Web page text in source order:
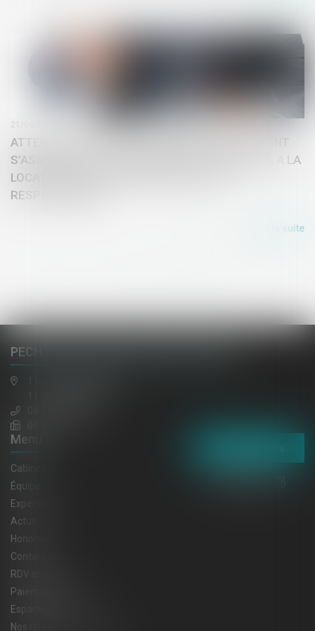
ATTENTION LES AGENCES IMMOBILIERES DOIVENT
S’ASSURER DE LA SOLVABILITE DES CANDIDATS A LA
LOCATION AU RISQUE D’ENGAGER LEUR
RESPONSABILITE
21/06/2018
Lire la suite
PECH DE LACLAUSE, JAULIN, EL HAZMI
Menu
Cabinet
Équipe
Expertises
Actus
Honoraires
Contact
RDV en ligne
Paiement en ligne
Espace client
Nos relations privilégiées